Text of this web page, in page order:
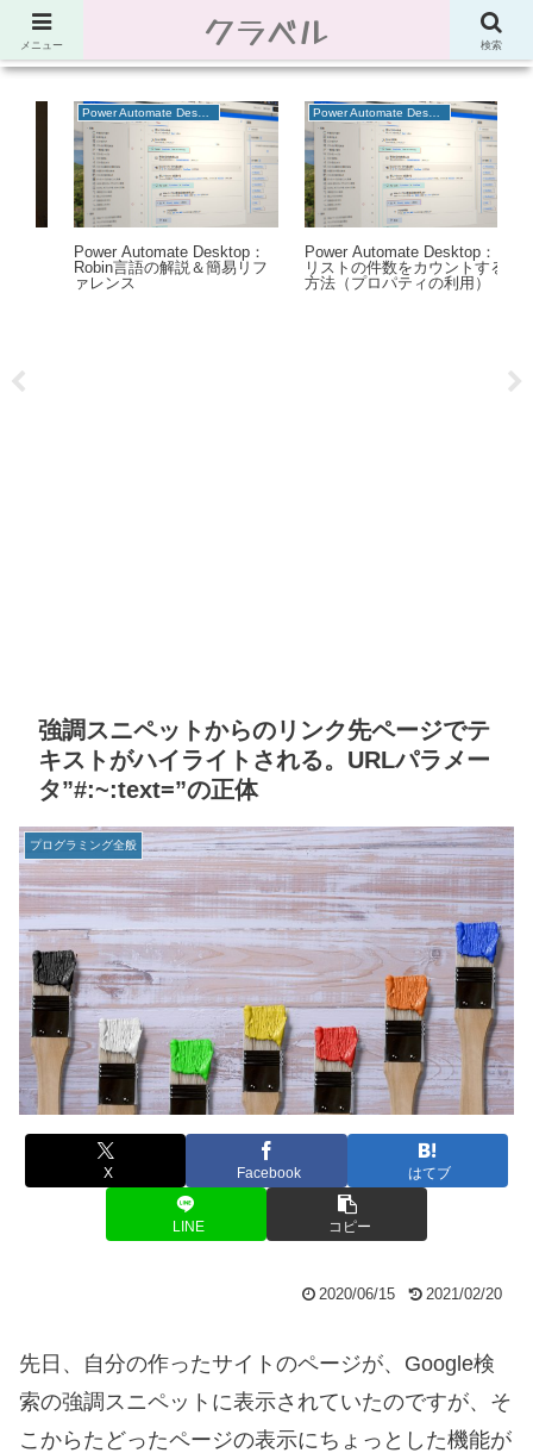
節約、こだわり、使い道。「決め手」がわかる比較サイト。でしたが最近は雑
多なブログ
Power Automate Desktop
Power Automate Desktop：
Robin言語の解説＆簡易リフ
ァレンス
Power Automate Desktop
Power Automate Desktop：
リストの件数をカウントする
方法（プロパティの利用）
強調スニペットからのリンク先ページでテ
キストがハイライトされる。URLパラメー
タ”#:~:text=”の正体
プログラミング全般
X Facebook はてブ
LINE コピー
2020/06/15 2021/02/20
先日、自分の作ったサイトのページが、Google検
索の強調スニペットに表示されていたのですが、そ
こからたどったページの表示にちょっとした機能が
メニュー クラベル 検索